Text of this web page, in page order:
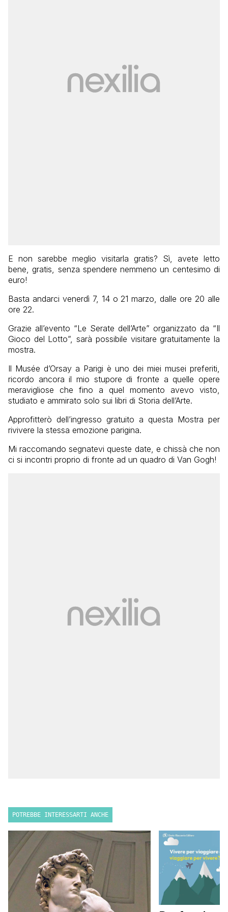
E non sarebbe meglio visitarla gratis? Sì, avete letto
bene, gratis, senza spendere nemmeno un centesimo di
euro!
Basta andarci venerdì 7, 14 o 21 marzo, dalle ore 20 alle
ore 22.
Grazie all’evento “Le Serate dell’Arte” organizzato da “Il
Gioco del Lotto”, sarà possibile visitare gratuitamente la
mostra.
Il Musée d’Orsay a Parigi è uno dei miei musei preferiti,
ricordo ancora il mio stupore di fronte a quelle opere
meravigliose che fino a quel momento avevo visto,
studiato e ammirato solo sui libri di Storia dell’Arte.
Approfitterò dell’ingresso gratuito a questa Mostra per
rivivere la stessa emozione parigina.
Mi raccomando segnatevi queste date, e chissà che non
ci si incontri proprio di fronte ad un quadro di Van Gogh!
POTREBBE INTERESSARTI ANCHE